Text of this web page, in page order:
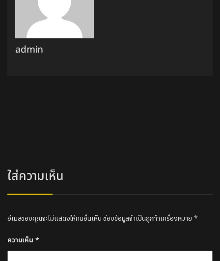
admin
ใส่ความเห็น
อีเมลของคุณจะไม่แสดงให้คนอื่นเห็น ช่องข้อมูลจำเป็นถูกทำเครื่องหมาย *
ความเห็น *